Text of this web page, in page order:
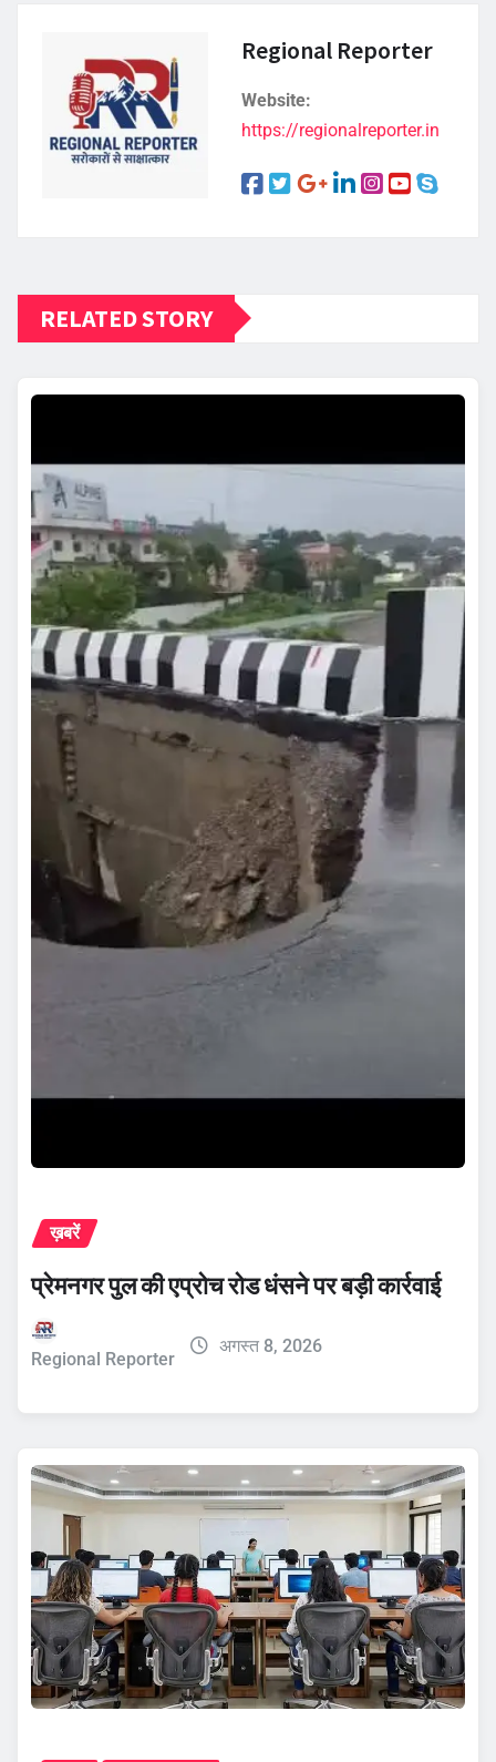
Regional Reporter
Website:
https://regionalreporter.in
RELATED STORY
ख़बरें
प्रेमनगर पुल की एप्रोच रोड धंसने पर बड़ी कार्रवाई
Regional Reporter
अगस्त 8, 2026